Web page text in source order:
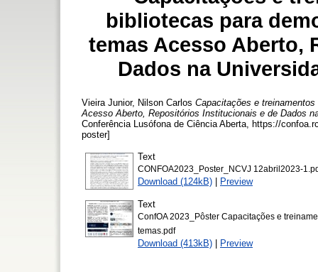
bibliotecas para
temas Acesso Aberto,
Dados na
Vieira Junior, Nilson Carlos Capacitações e
Acesso Aberto, Repositórios Institucionais e de Dados
Conferência Lusófona de Ciência Aberta, https://
poster]
Text
CONFOA2023_Poster_NCVJ 12abril2023-
Download (124kB) | Preview
Text
ConfOA 2023_Pôster Capacitações e
temas.pdf
Download (413kB) | Preview